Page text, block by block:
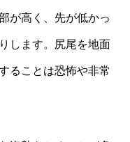
が高く、先が低かっ
します。尻尾を地面
ることは恐怖や非常